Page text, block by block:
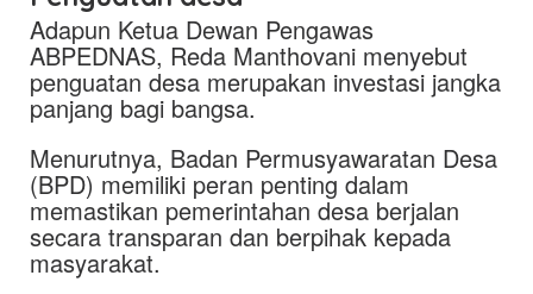
Adapun Ketua Dewan Pengawas
ABPEDNAS, Reda Manthovani menyebut
penguatan desa merupakan investasi jangka
panjang bagi bangsa.
Menurutnya, Badan Permusyawaratan Desa
(BPD) memiliki peran penting dalam
memastikan pemerintahan desa berjalan
secara transparan dan berpihak kepada
masyarakat.